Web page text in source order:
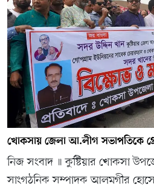
খোকসায় জেলা আ.লীগ সভাপতিকে
নিজ সংবাদ ॥ কুষ্টিয়ার খোকসা
সাংগঠনিক সম্পাদক আলমগীর